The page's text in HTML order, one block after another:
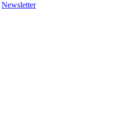
Newsletter